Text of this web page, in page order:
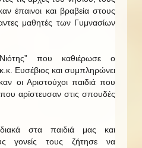
έπαινοι και βραβεία στους
μαθητές των Γυμνασίων
που καθιέρωσε ο
Ευσέβιος και συμπληρώνει
οι Αριστούχοι παιδιά που
αρίστευσαν στις σπουδές
στα παιδιά μας και
γονείς τους ζήτησε να